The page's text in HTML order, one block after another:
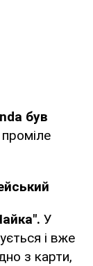
був
У
і вже
з карти,